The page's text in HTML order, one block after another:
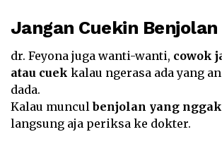
Jangan Cuekin Benjolan
dr. Feyona juga wanti-wanti, cowok
atau cuek kalau ngerasa ada yang
dada.
Kalau munculbenjolan yang
langsung aja periksa ke dokter.